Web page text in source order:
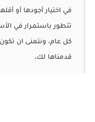
في اختيار أجودها أو
تتطور باستمرار في
كل عام، ونتمنى ان
قدمناها لك،